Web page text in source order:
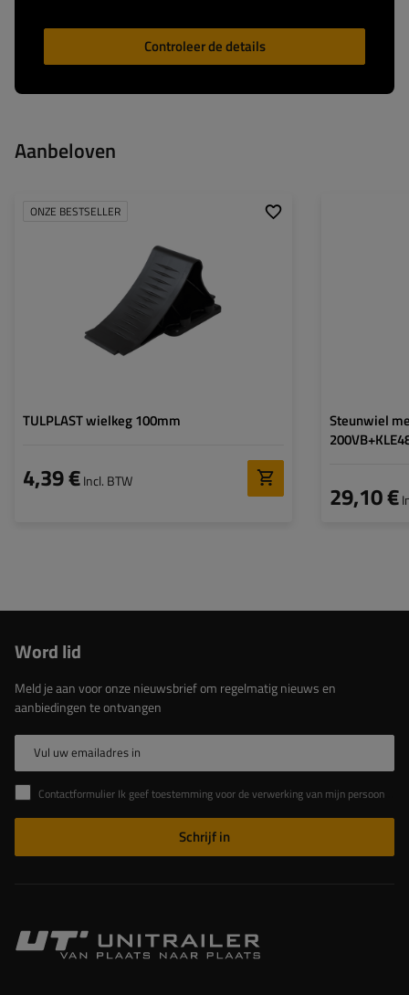
Controleer de details
Aanbeloven
ONZE BESTSELLER
TULPLAST wielkeg 100mm
4,39 €Incl. BTW
Steunwiel
29,10 €
Word lid
Meld je aan voor onze nieuwsbrief om regelmatig nieuws en
aanbiedingen te ontvangen
Vul uw emailadres in
Contactformulier Ik geef toestemming voor de verwerking van mijn persoonlijke gegevens in het contactformulier in overeenstemming met de Verordening van het Europees Parlement en de Raad (EU)
Schrijf in